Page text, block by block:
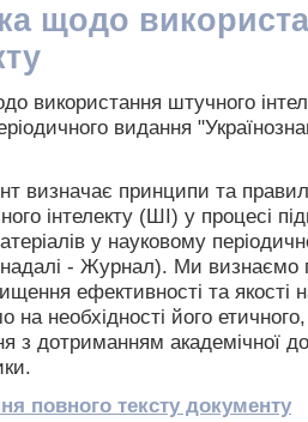
щодо
використання штучного
видання
визначає принципи та
інтелекту (ШІ) у процесі
у науковому
- Журнал). Ми визнаємо
ефективності та якості
на необхідності його
з дотриманням академічної
повного тексту документу